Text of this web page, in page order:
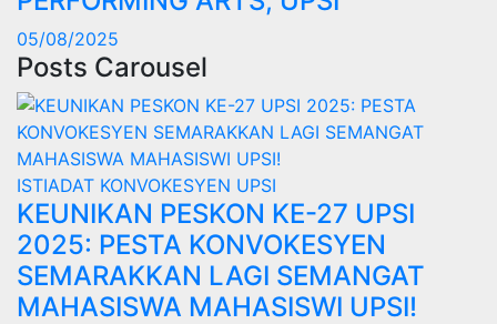
05/08/2025
Posts Carousel
ISTIADAT KONVOKESYEN UPSI
KEUNIKAN PESKON KE-27 UPSI
2025: PESTA KONVOKESYEN
SEMARAKKAN LAGI SEMANGAT
MAHASISWA MAHASISWI UPSI!